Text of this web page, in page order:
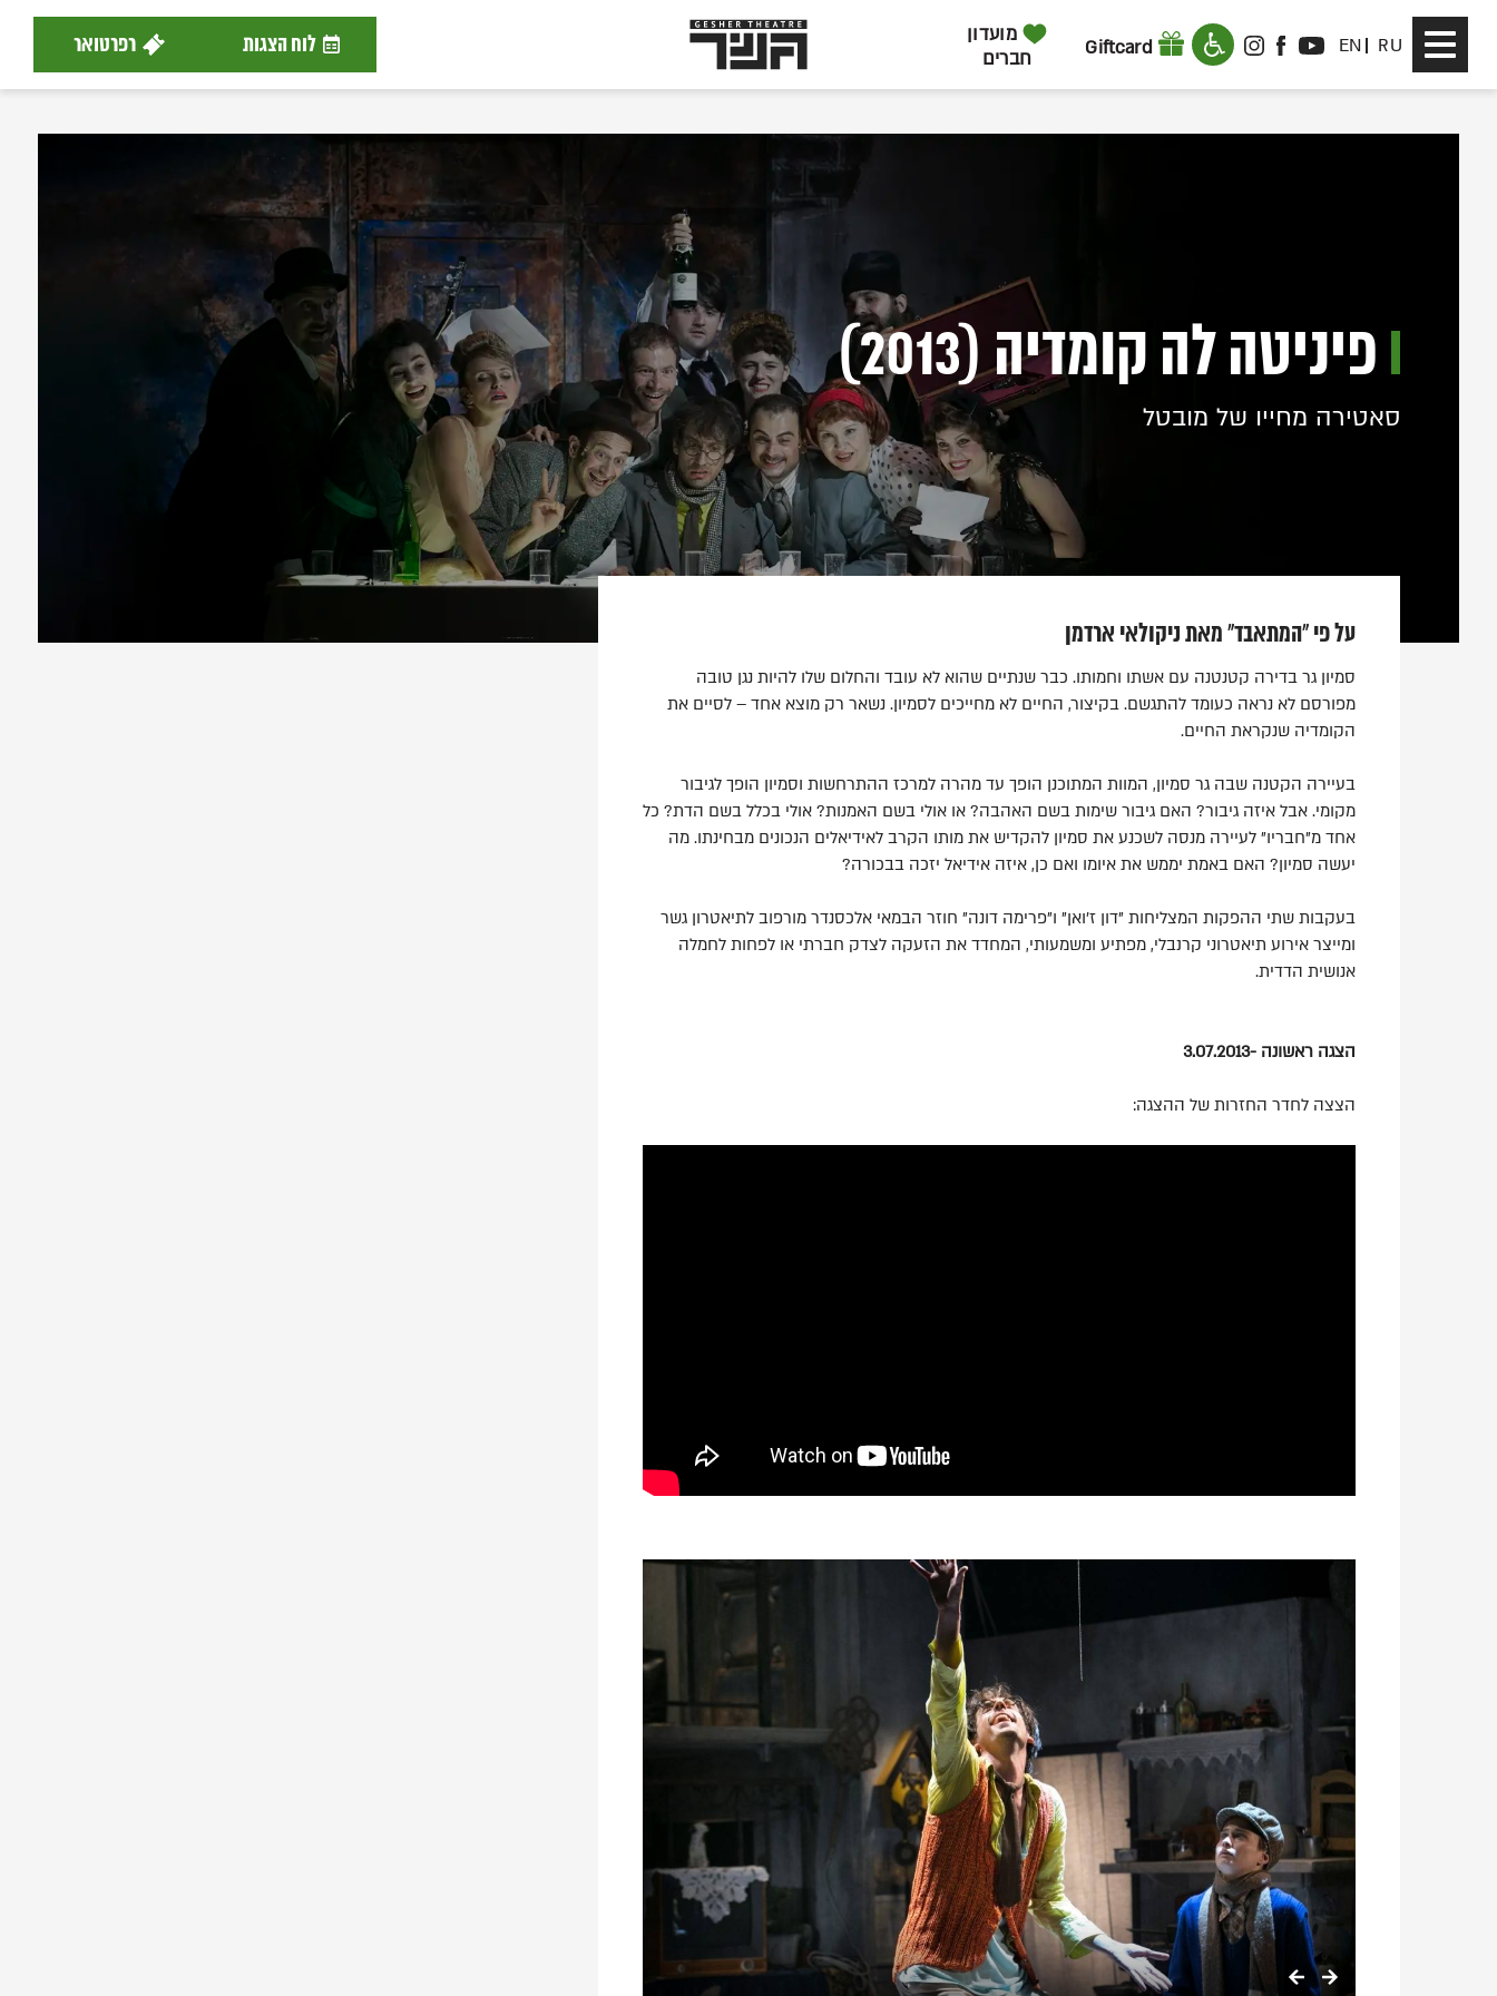
דלג לסרגל הניווט
דלג לתוכן
Toggle
navigation
RU
EN
Giftcard
מועדון
חברים
תיאטרון
גשר,
הצגות
בתל
לוח הצגות רפרטואר
פיניטה לה קומדיה (2013)
סאטירה מחייו של מובטל
על פי "המתאבד" מאת ניקולאי ארדמן
סמיון גר בדירה קטנטנה עם אשתו וחמותו. כבר שנתיים שהוא לא עובד והחלום שלו להיות נגן טובה
מפורסם לא נראה כעומד להתגשם. בקיצור, החיים לא מחייכים לסמיון. נשאר רק מוצא אחד – לסיים את
הקומדיה שנקראת החיים.
בעיירה הקטנה שבה גר סמיון, המוות המתוכנן הופך עד מהרה למרכז ההתרחשות וסמיון הופך לגיבור
מקומי. אבל איזה גיבור? האם גיבור שימות בשם האהבה? או אולי בשם האמנות? אולי בכלל בשם הדת? כל
אחד מ"חבריו" לעיירה מנסה לשכנע את סמיון להקדיש את מותו הקרב לאידיאלים הנכונים מבחינתו. מה
יעשה סמיון? האם באמת יממש את איומו ואם כן, איזה אידיאל יזכה בבכורה?
בעקבות שתי ההפקות המצליחות "דון ז'ואן" ו"פרימה דונה" חוזר הבמאי אלכסנדר מורפוב לתיאטרון גשר
ומייצר אירוע תיאטרוני קרנבלי, מפתיע ומשמעותי, המחדד את הזעקה לצדק חברתי או לפחות לחמלה
אנושית הדדית.
הצגה ראשונה -3.07.2013
הצצה לחדר החזרות של ההצגה:
התמונה
בתצוגת
גלריה